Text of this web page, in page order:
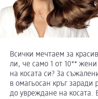
Всички мечтаем за
ли, че само 1 от 10**
на косата си? За
в омагьосан кръг заради
до увреждане на косата.